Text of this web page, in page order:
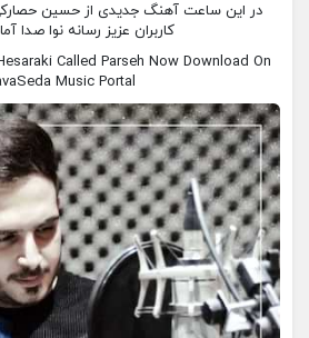
در این ساعت آهنگ جدیدی از حسین
کاربران عزیز رسانه نوا صدا
Called Parseh Now Download On
Music Portal